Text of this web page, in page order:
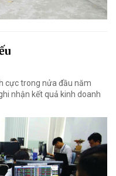
cực trong nửa đầu năm
nhận kết quả kinh doanh